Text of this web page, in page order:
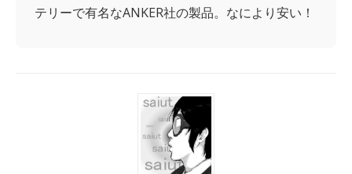
テリーで有名なANKER社の製品。なにより安い！